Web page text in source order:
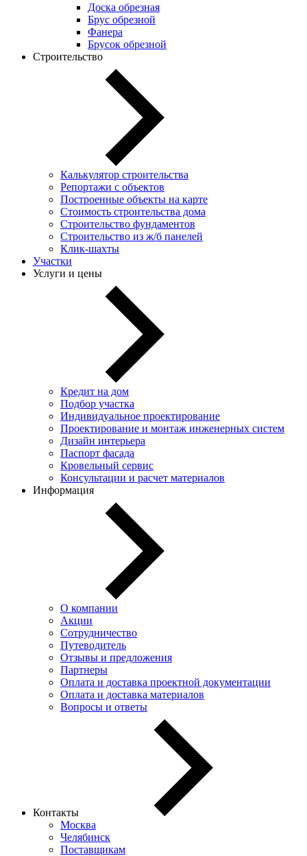
Доска обрезная
Брус обрезной
Фанера
Брусок обрезной
Строительство
Калькулятор строительства
Репортажи с объектов
Построенные объекты на карте
Стоимость строительства дома
Строительство фундаментов
Строительство из ж/б панелей
Клик-шахты
Участки
Услуги и цены
Кредит на дом
Подбор участка
Индивидуальное проектирование
Проектирование и монтаж инженерных систем
Дизайн интерьера
Паспорт фасада
Кровельный сервис
Консультации и расчет материалов
Информация
О компании
Акции
Сотрудничество
Путеводитель
Отзывы и предложения
Партнеры
Оплата и доставка проектной документации
Оплата и доставка материалов
Вопросы и ответы
Контакты
Москва
Челябинск
Поставщикам